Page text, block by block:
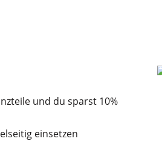
und du sparst 10%
einsetzen